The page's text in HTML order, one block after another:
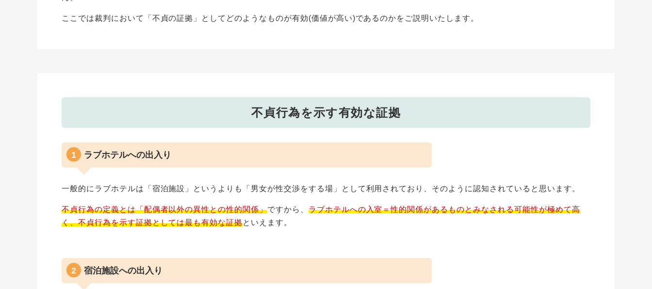
ここでは裁判において「不貞の証拠」としてどのようなものが有効(価値が高い)であるのかをご説明いたします。
不貞行為を示す有効な証拠
ラブホテルへの出入り
一般的にラブホテルは「宿泊施設」というよりも「男女が性交渉をする場」として利用されており、そのように認知されていると思います。
不貞行為の定義とは「配偶者以外の異性との性的関係」ですから、 ラブホテルへの入室＝性的関係があるものとみなされる可能性が極めて高
く、不貞行為を示す証拠としては最も有効な証拠といえます。
宿泊施設への出入り